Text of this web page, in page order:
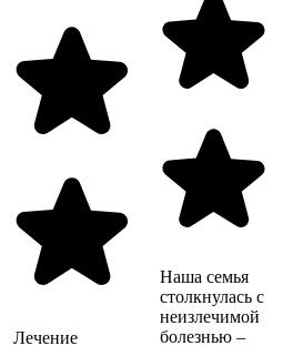
Лечение
Наша семья
столкнулась с
неизлечимой
болезнью –